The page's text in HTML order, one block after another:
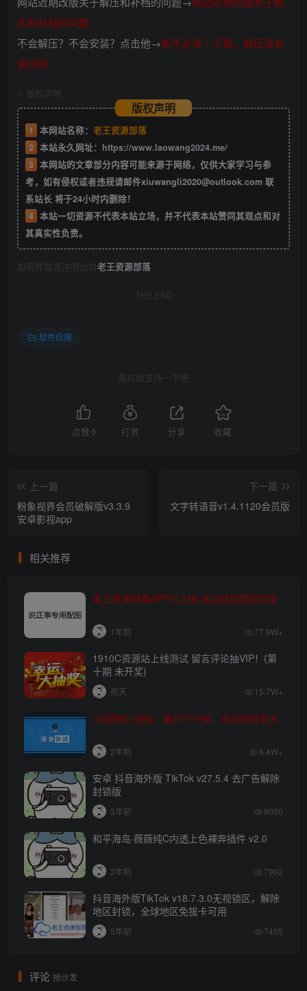
压和补档的问题
不会解压？不会安装？点击他→新手必读∴下载、解压及安
装说明
版权声明
版权声明
1 本网站名称： 老王资源部落
2 本站永久网址： https://www.laowang2024.me/
3 本网站的文章部分内容可能来源于网络，仅供大家学习与参
考，如有侵权或者违规请邮件xiuwangli2020@outlook.com 联
系站长 将于24小时内删除！
4 本站一切资源不代表本站立场，并不代表本站赞同其观点和对
其真实性负责。
如若转载请注明出自老王资源部落
THE END
软件应用
喜欢就支持一下吧
点赞 0 打赏 分享 收藏
上一篇
粉象视界会员破解版v3.3.9
安卓影视app
下一篇
文字转语音v1.4.1120会员版
相关推荐
老王资源部落APP已上线-永远找到回家的路
1年前 77.9W+
1910C资源站上线测试 留言评论抽VIP！(第
十期 未开奖)
前天 15.7W+
小地球仪-游戏、看片不卡顿，永远找到老王
2年前 6.4W+
安卓 抖音海外版 TikTok v27.5.4 去广告解除
封锁版
3年前 8050
和平海岛·薇薇纯C内透上色裸奔插件 v2.0
3年前 7992
抖音海外版TikTok v18.7.3.0无视锁区，解除
地区封锁，全球地区免拔卡可用
5年前 7405
评论 抢沙发